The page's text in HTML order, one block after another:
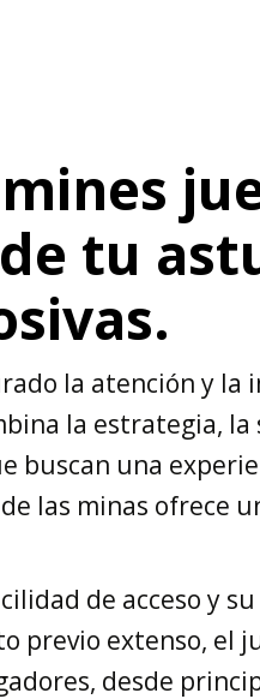
tu
la atención y la
la estrategia,
buscan una
las minas ofrece
de acceso y
extenso, el
desde